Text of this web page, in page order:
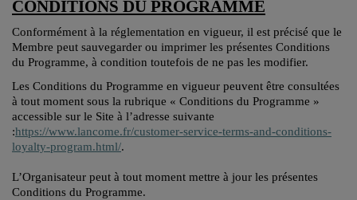
CONDITIONS DU PROGRAMME
Conformément à la réglementation en vigueur, il est précisé que le
Membre peut sauvegarder ou imprimer les présentes Conditions
du Programme, à condition toutefois de ne pas les modifier.
Les Conditions du Programme en vigueur peuvent être consultées
à tout moment sous la rubrique « Conditions du Programme »
accessible sur le Site à l’adresse suivante
:https://www.lancome.fr/customer-service-terms-and-conditions-
loyalty-program.html/.
L’Organisateur peut à tout moment mettre à jour les présentes
Conditions du Programme.